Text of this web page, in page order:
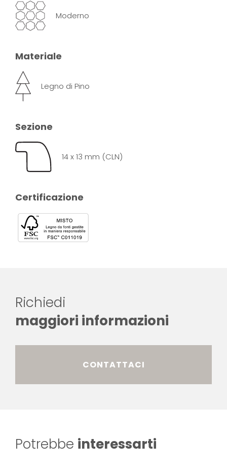
Moderno
Materiale
Legno di Pino
Sezione
14 x 13 mm (CLN)
Certificazione
Richiedi
maggiori informazioni
CONTATTACI
Potrebbe interessarti